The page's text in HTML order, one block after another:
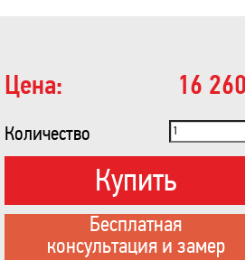
Цена: 16
Количество
Купить
Бесплатная
консультация и замер